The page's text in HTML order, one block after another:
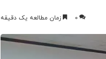
0 زمان مطالعه یک دقیقه